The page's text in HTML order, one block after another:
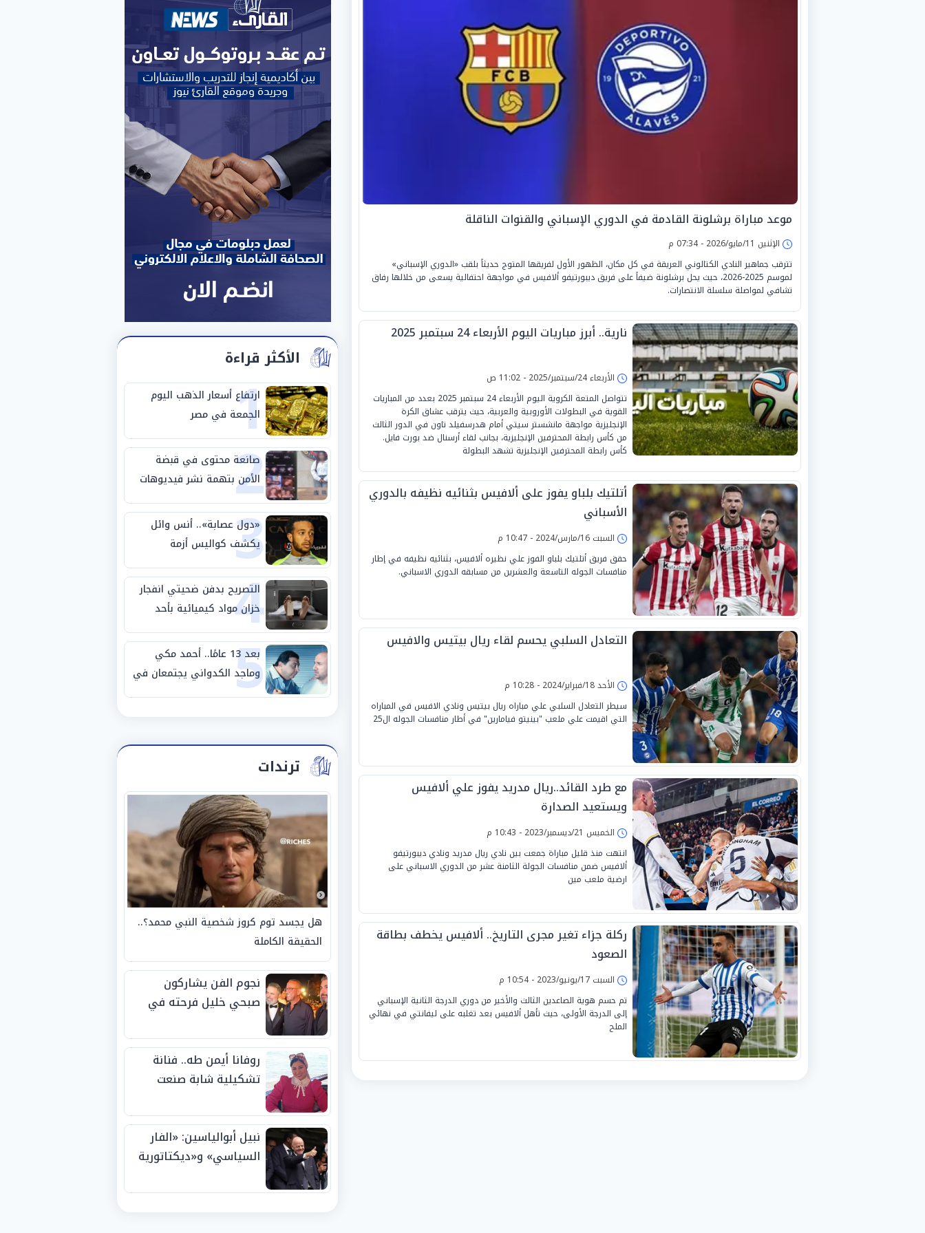
موعد مباراة برشلونة القادمة في الدوري الإسباني والقنوات الناقلة
الإثنين 11/مايو/2026 - 07:34 م
تترقب جماهير النادي الكتالوني العريقة في كل مكان، الظهور الأول لفريقها المتوج حديثاً بلقب «الدوري الإسباني»
لموسم 2025-2026، حيث يحل برشلونة ضيفاً على فريق ديبورتيفو ألافيس في مواجهة احتفالية يسعى من خلالها رفاق
تشافي لمواصلة سلسلة الانتصارات.
نارية.. أبرز مباريات اليوم الأربعاء 24 سبتمبر 2025
الأربعاء 24/سبتمبر/2025 - 11:02 ص
تتواصل المتعة الكروية اليوم الأربعاء 24 سبتمبر 2025 بعدد من المباريات
القوية في البطولات الأوروبية والعربية، حيث يترقب عشاق الكرة
الإنجليزية مواجهة مانشستر سيتي أمام هدرسفيلد تاون في الدور الثالث
من كأس رابطة المحترفين الإنجليزية، بجانب لقاء أرسنال ضد بورت فايل.
كأس رابطة المحترفين الإنجليزية تشهد البطولة
أتلتيك بلباو يفوز على ألافيس بثنائيه نظيفه بالدوري
الأسباني
السبت 16/مارس/2024 - 10:47 م
حقق فريق أتلتيك بلباو الفوز علي نظيره ألافيس، بثنائيه نظيفه في إطار
منافسات الجوله التاسعة والعشرين من مسابقه الدوري الاسباني.
التعادل السلبي يحسم لقاء ريال بيتيس والافيس
الأحد 18/فبراير/2024 - 10:28 م
سيطر التعادل السلبي علي مباراه ريال بيتيس ونادي الافيس في المباراه
التي اقيمت علي ملعب "بينيتو فيامارين" في أطار منافسات الجوله ال25
مع طرد القائد..ريال مدريد يفوز علي ألافيس
ويستعيد الصدارة
الخميس 21/ديسمبر/2023 - 10:43 م
انتهت منذ قليل مباراة جمعت بين نادي ريال مدريد ونادي ديبورتيفو
ألافيس ضمن منافسات الجولة الثامنة عشر من الدوري الاسباني على
ارضية ملعب مين
ركلة جزاء تغير مجرى التاريخ.. ألافيس يخطف بطاقة
الصعود
السبت 17/يونيو/2023 - 10:54 م
تم حسم هوية الصاعدين الثالث والأخير من دوري الدرجة الثانية الإسباني
إلى الدرجة الأولى، حيث تأهل ألافيس بعد تغلبه على ليفانتي في نهائي
الملح
الأكثر قراءة
1
ارتفاع أسعار الذهب اليوم
الجمعة في مصر
2
صانعة محتوى في قبضة
الأمن بتهمة نشر فيديوهات
خادشة للحياء
3
«دول عصابة».. أنس وائل
يكشف كواليس أزمة
استبعاده المفاجئ من
الزمالك
4
التصريح بدفن ضحيتي انفجار
خزان مواد كيميائية بأحد
مصانع الفيوم
5 بعد 13 عامًا.. أحمد مكي
وماجد الكدواني يجتمعان في
«فرصة سعيدة»
ترندات
هل يجسد توم كروز شخصية النبي محمد؟..
الحقيقة الكاملة
نجوم الفن يشاركون
صبحي خليل فرحته في
روفانا أيمن طه.. فنانة
تشكيلية شابة صنعت
الجوائز منذ الصغر
نبيل أبوالياسين: «الفار
السياسي» و«ديكتاتورية
الفيفا».. وإقالة